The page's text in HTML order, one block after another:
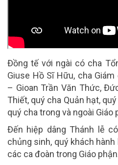
Đồng tế với ngài có cha
Giuse Hồ Sĩ Hữu, cha
– Gioan Trần Văn Thức,
Thiết, quý cha Quản hạt,
quý cha trong và ngoài Giáo
Đến hiệp dâng Thánh lễ
chủng sinh, quý khách
các ca đoàn trong Giáo